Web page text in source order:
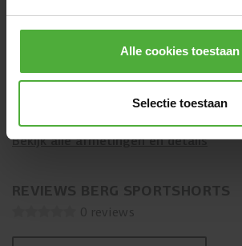
Alle cookies toestaan
Selectie toestaan
AFMETINGEN EN DETAILS
Product naam BERG
BERG
Bekijk alle afmetingen en details
REVIEWS BERG SPORTSHORTS
0 reviews